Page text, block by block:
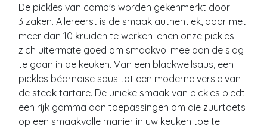
De pickles van camp's worden gekenmerkt door
3 zaken. Allereerst is de smaak authentiek, door met
meer dan 10 kruiden te werken lenen onze pickles
zich uitermate goed om smaakvol mee aan de slag
te gaan in de keuken. Van een blackwellsaus, een
pickles béarnaise saus tot een moderne versie van
de steak tartare. De unieke smaak van pickles biedt
een rijk gamma aan toepassingen om die zuurtoets
op een smaakvolle manier in uw keuken toe te